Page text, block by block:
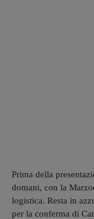
Prima della
domani, con la
logistica. Resta in
per la conferma di